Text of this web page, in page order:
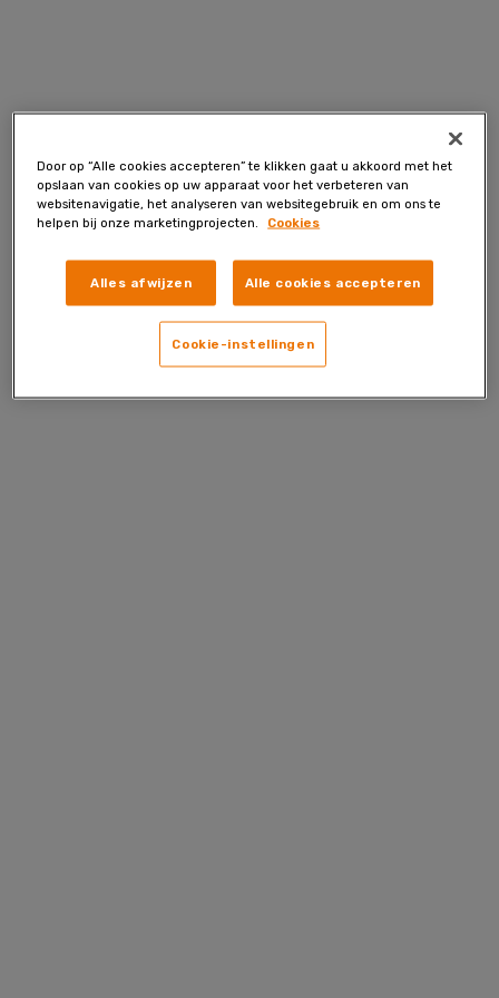
Door op “Alle cookies accepteren” te klikken gaat u akkoord met het
opslaan van cookies op uw apparaat voor het verbeteren van
websitenavigatie, het analyseren van websitegebruik en om ons te
helpen bij onze marketingprojecten.
Cookies
Alles afwijzen Alle cookies accepteren
Cookie-instellingen